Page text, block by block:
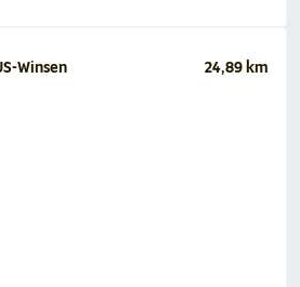
Winsen 24,89 km